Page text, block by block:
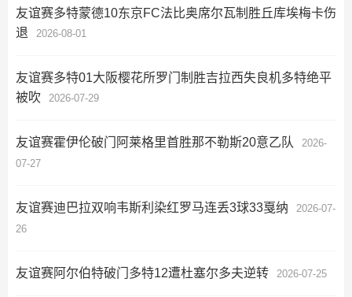
友谊赛多特蒙德10东京FC法比奥席尔瓦制胜丘库埃梅卡伤
退
2026-08-01
友谊赛多特01大阪樱花所罗门制胜吉拉西失良机多特绝平
被吹
2026-07-29
友谊赛霍伊伦破门阿莱格里首胜那不勒斯20意乙队
2026-
07-27
友谊赛迪巴拉双响韦斯利染红罗马连丢3球33戛纳
2026-07-
26
友谊赛阿尔伯特破门多特12遭杜塞尔多夫逆转 2026-07-25